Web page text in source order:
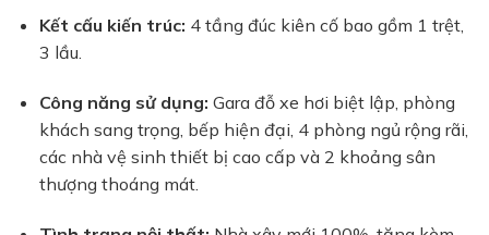
Kết cấu kiến trúc: 4 tầng đúc kiên cố bao gồm 1 trệt,
3 lầu.
Công năng sử dụng: Gara đỗ xe hơi biệt lập, phòng
khách sang trọng, bếp hiện đại, 4 phòng ngủ rộng rãi,
các nhà vệ sinh thiết bị cao cấp và 2 khoảng sân
thượng thoáng mát.